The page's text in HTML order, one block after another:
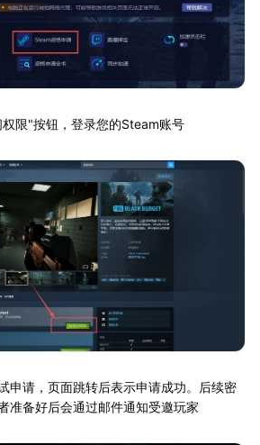
限"按钮，登录您的Steam账号
申请，页面跳转后表示申请成功。后续密
准备好后会通过邮件通知受邀玩家